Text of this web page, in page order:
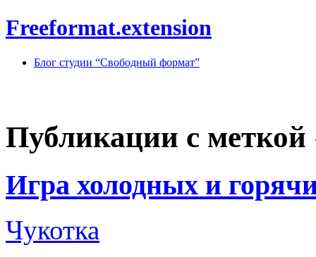
Freeformat.extension
Блог студии “Свободный формат”
Публикации с меткой
Игра холодных и
Чукотка